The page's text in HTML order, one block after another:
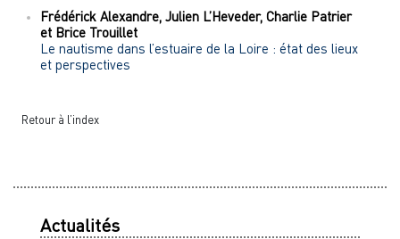
Frédérick Alexandre Julien L’Heveder, Charlie Patrier
et Brice Trouillet
Le nautisme dans l’estuaire de la Loire : état des lieux
et perspectives
Retour à l’index
Actualités